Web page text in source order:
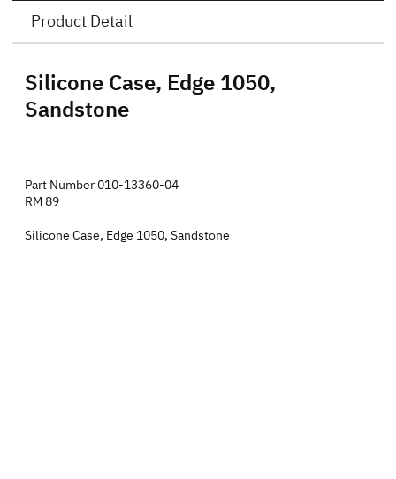
Product Detail
Silicone Case, Edge 1050,
Sandstone
Part Number010-13360-04
RM 89
Silicone Case, Edge 1050, Sandstone